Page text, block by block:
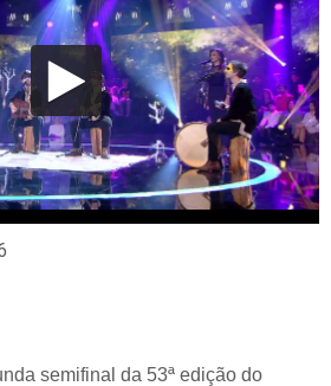
semifinal da 53ª edição do